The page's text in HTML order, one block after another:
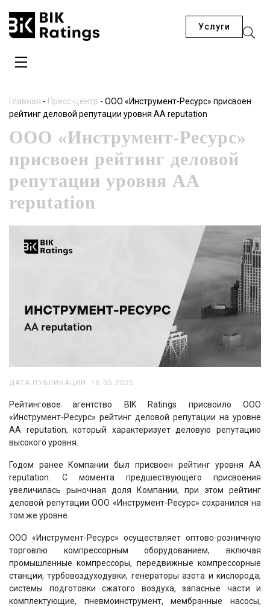
Услуги
Главная - Пресс-центр - ООО «Инструмент-Ресурс» присвоен
рейтинг деловой репутации уровня AA reputation
ООО «Инструмент-Ресурс»
присвоен рейтинг деловой
репутации уровня AA
reputation
ДАТА ПУБЛИКАЦИИ: 16.05.2025
Рейтинговое агентство BIK Ratings присвоило ООО
«Инструмент-Ресурс» рейтинг деловой репутации на уровне
AA reputation, который характеризует деловую репутацию
высокого уровня.
Годом ранее Компании был присвоен рейтинг уровня AA
reputation. С момента предшествующего присвоения
увеличилась рыночная доля Компании, при этом рейтинг
деловой репутации ООО «Инструмент-Ресурс» сохранился на
том же уровне.
ООО «Инструмент-Ресурс» осуществляет оптово-розничную
торговлю компрессорным оборудованием, включая
промышленные компрессоры, передвижные компрессорные
станции, турбовоздуходувки, генераторы азота и кислорода,
системы подготовки сжатого воздуха, запасные части и
комплектующие, пневмоинструмент, мембранные насосы,